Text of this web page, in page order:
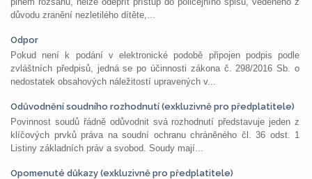
důvodu zranění nezletilého dítěte,...
Odpor
Pokud není k podání v elektronické podobě připojen podpis podle
zvláštních předpisů, jedná se po účinnosti zákona č. 298/2016 Sb. o
nedostatek obsahových náležitostí upravených v...
Odůvodnění soudního rozhodnutí (exkluzivně pro předplatitele)
Povinnost soudů řádně odůvodnit svá rozhodnutí představuje jeden z
klíčových prvků práva na soudní ochranu chráněného čl. 36 odst. 1
Listiny základních práv a svobod. Soudy mají...
Opomenuté důkazy (exkluzivně pro předplatitele)